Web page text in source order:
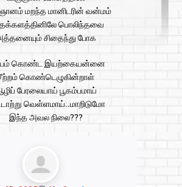
மறந்த மானிடரின் வன்மம்
பொலிந்தவை
சிதைந்து போக
கொண்ட இயற்கையன்னை
கொண்டெழுகின்றாள்
பேரலையாய் பூகம்பமாய்
வெள்ளமாய்..மாறிடுமோ
இந்த அவல நிலை???